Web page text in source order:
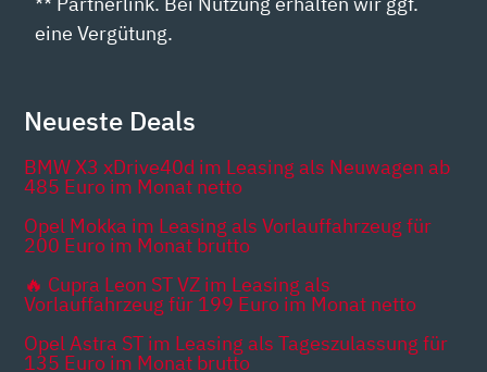
eine Vergütung.
Neueste Deals
BMW X3 xDrive40d im Leasing als Neuwagen ab
485 Euro im Monat netto
Opel Mokka im Leasing als Vorlauffahrzeug für
200 Euro im Monat brutto
🔥 Cupra Leon ST VZ im Leasing als
Vorlauffahrzeug für 199 Euro im Monat netto
Opel Astra ST im Leasing als Tageszulassung für
135 Euro im Monat brutto